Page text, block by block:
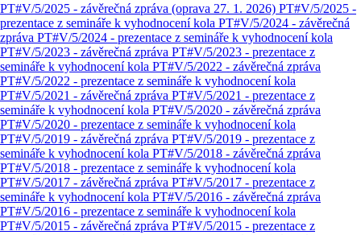
PT#V/5/2025 - závěrečná zpráva (oprava 27. 1. 2026) PT#V/5/2025 -
prezentace z semináře k vyhodnocení kola PT#V/5/2024 - závěrečná
zpráva PT#V/5/2024 - prezentace z semináře k vyhodnocení kola
PT#V/5/2023 - závěrečná zpráva PT#V/5/2023 - prezentace z
semináře k vyhodnocení kola PT#V/5/2022 - závěrečná zpráva
PT#V/5/2022 - prezentace z semináře k vyhodnocení kola
PT#V/5/2021 - závěrečná zpráva PT#V/5/2021 - prezentace z
semináře k vyhodnocení kola PT#V/5/2020 - závěrečná zpráva
PT#V/5/2020 - prezentace z semináře k vyhodnocení kola
PT#V/5/2019 - závěrečná zpráva PT#V/5/2019 - prezentace z
semináře k vyhodnocení kola PT#V/5/2018 - závěrečná zpráva
PT#V/5/2018 - prezentace z semináře k vyhodnocení kola
PT#V/5/2017 - závěrečná zpráva PT#V/5/2017 - prezentace z
semináře k vyhodnocení kola PT#V/5/2016 - závěrečná zpráva
PT#V/5/2016 - prezentace z semináře k vyhodnocení kola
PT#V/5/2015 - závěrečná zpráva PT#V/5/2015 - prezentace z